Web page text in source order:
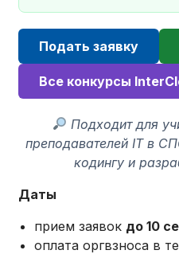
Подать заявку
Все конкурсы
Подходит для
преподавателей IT в
кодингу и
Даты
прием заявок до 10
оплата оргвзноса в